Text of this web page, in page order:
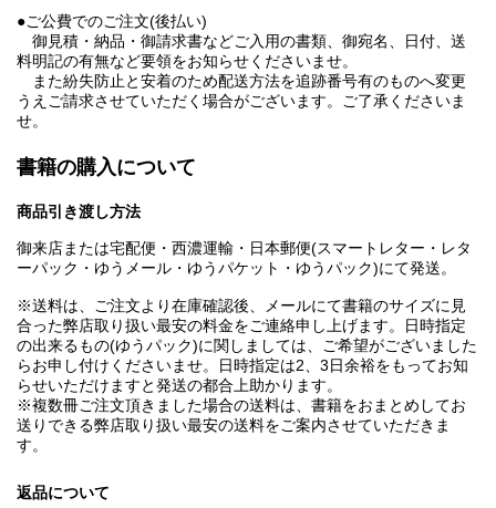
●ご公費でのご注文(後払い)
御見積・納品・御請求書などご入用の書類、御宛名、日付、送
料明記の有無など要領をお知らせくださいませ。
また紛失防止と安着のため配送方法を追跡番号有のものへ変更
うえご請求させていただく場合がございます。ご了承くださいま
せ。
書籍の購入について
商品引き渡し方法
御来店または宅配便・西濃運輸・日本郵便(スマートレター・レタ
ーパック・ゆうメール・ゆうパケット・ゆうパック)にて発送。
※送料は、ご注文より在庫確認後、メールにて書籍のサイズに見
合った弊店取り扱い最安の料金をご連絡申し上げます。日時指定
の出来るもの(ゆうパック)に関しましては、ご希望がございました
らお申し付けくださいませ。日時指定は2、3日余裕をもってお知
らせいただけますと発送の都合上助かります。
※複数冊ご注文頂きました場合の送料は、書籍をおまとめしてお
送りできる弊店取り扱い最安の送料をご案内させていただきま
す。
返品について